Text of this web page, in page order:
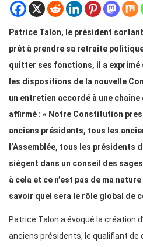
Patrice Talon, le président
prêt à prendre sa retraite
quitter ses fonctions, il a
les dispositions de la nouvelle
un entretien accordé à une
affirmé : « Notre Constitution
anciens présidents, tous les
l’Assemblée, tous les présidents
siègent dans un conseil des
à cela et ce n’est pas de ma
savoir quel sera le rôle global de
Patrice Talon a évoqué la création
anciens présidents, le qualifiant de